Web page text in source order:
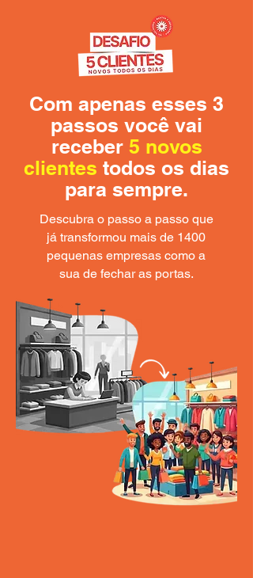
Com apenas esses 3
passos você vai
receber 5 novos
clientes todos os dias
para sempre.
Descubra o passo a passo que
já transformou mais de 1400
pequenas empresas como a
sua de fechar as portas.